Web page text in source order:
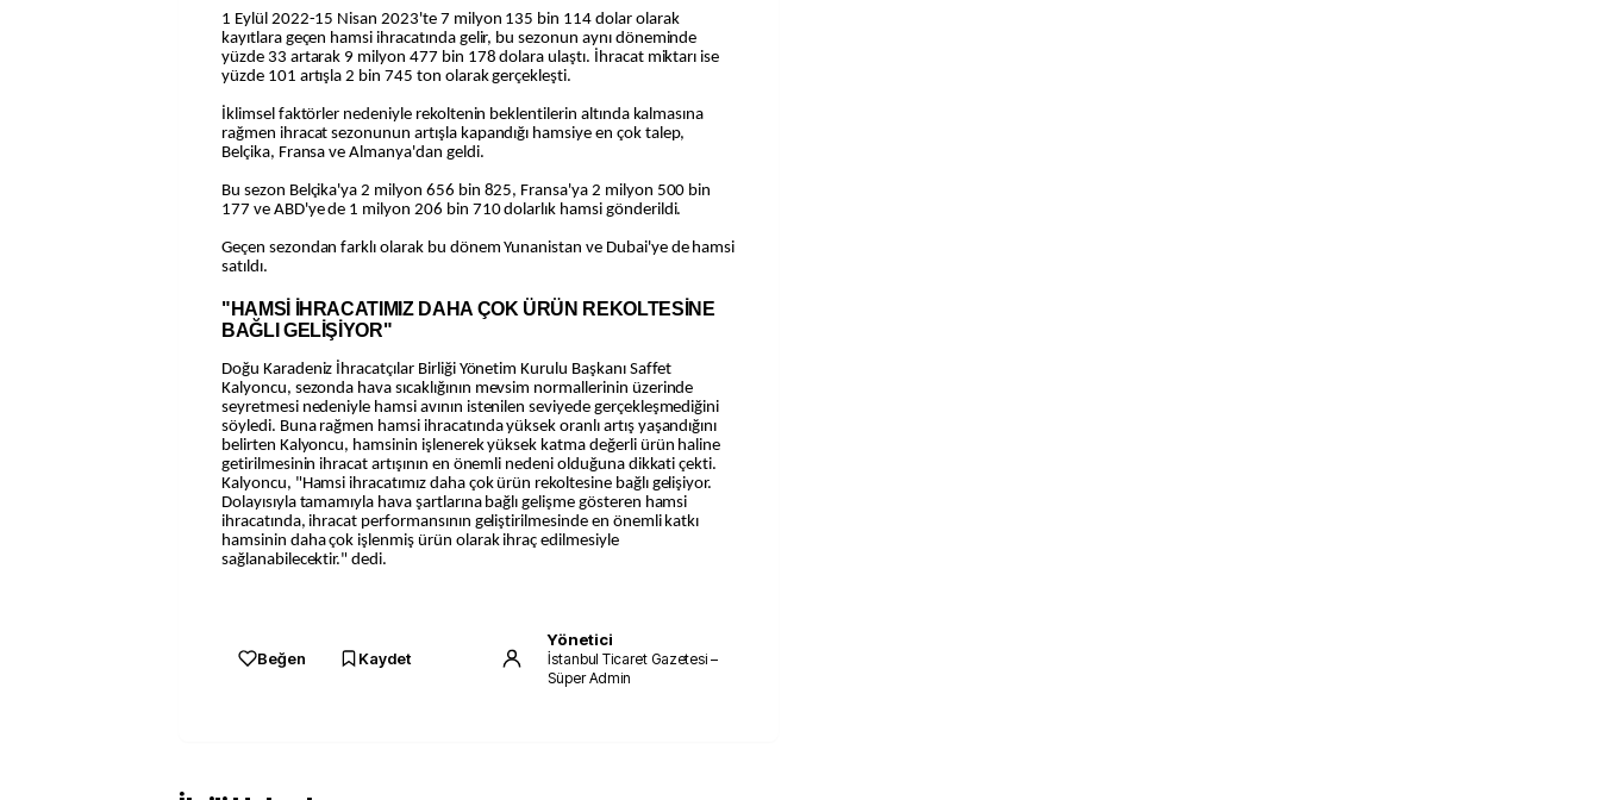
1 Eylül 2022-15 Nisan 2023'te 7 milyon 135 bin 114 dolar olarak
kayıtlara geçen hamsi ihracatında gelir, bu sezonun aynı döneminde
yüzde 33 artarak 9 milyon 477 bin 178 dolara ulaştı. İhracat miktarı ise
yüzde 101 artışla 2 bin 745 ton olarak gerçekleşti.
İklimsel faktörler nedeniyle rekoltenin beklentilerin altında kalmasına
rağmen ihracat sezonunun artışla kapandığı hamsiye en çok talep,
Belçika, Fransa ve Almanya'dan geldi.
Bu sezon Belçika'ya 2 milyon 656 bin 825, Fransa'ya 2 milyon 500 bin
177 ve ABD'ye de 1 milyon 206 bin 710 dolarlık hamsi gönderildi.
Geçen sezondan farklı olarak bu dönem Yunanistan ve Dubai'ye de hamsi
satıldı.
"HAMSİ İHRACATIMIZ DAHA ÇOK ÜRÜN REKOLTESİNE
BAĞLI GELİŞİYOR"
Doğu Karadeniz İhracatçılar Birliği Yönetim Kurulu Başkanı Saffet
Kalyoncu, sezonda hava sıcaklığının mevsim normallerinin üzerinde
seyretmesi nedeniyle hamsi avının istenilen seviyede gerçekleşmediğini
söyledi. Buna rağmen hamsi ihracatında yüksek oranlı artış yaşandığını
belirten Kalyoncu, hamsinin işlenerek yüksek katma değerli ürün haline
getirilmesinin ihracat artışının en önemli nedeni olduğuna dikkati çekti.
Kalyoncu, "Hamsi ihracatımız daha çok ürün rekoltesine bağlı gelişiyor.
Dolayısıyla tamamıyla hava şartlarına bağlı gelişme gösteren hamsi
ihracatında, ihracat performansının geliştirilmesinde en önemli katkı
hamsinin daha çok işlenmiş ürün olarak ihraç edilmesiyle
sağlanabilecektir." dedi.
Beğen Kaydet
Yönetici
İstanbul Ticaret Gazetesi –
Süper Admin